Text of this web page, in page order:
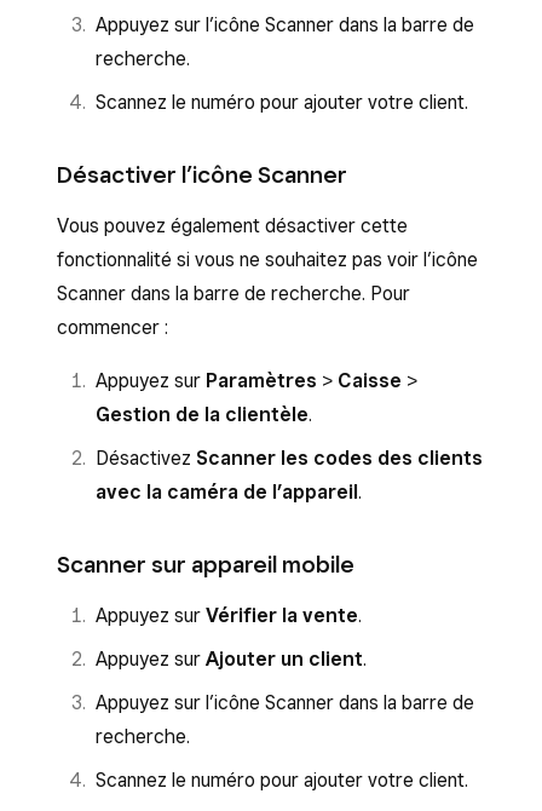
Appuyez sur l’icône Scanner dans la barre de
recherche.
Scannez le numéro pour ajouter votre client.
Désactiver l’icône Scanner
Vous pouvez également désactiver cette
fonctionnalité si vous ne souhaitez pas voir l’icône
Scanner dans la barre de recherche. Pour
commencer :
Appuyez sur Paramètres > Caisse >
Gestion de la clientèle.
Désactivez Scanner les codes des clients
avec la caméra de l’appareil.
Scanner sur appareil mobile
Appuyez sur Vérifier la vente.
Appuyez sur Ajouter un client.
Appuyez sur l’icône Scanner dans la barre de
recherche.
Scannez le numéro pour ajouter votre client.